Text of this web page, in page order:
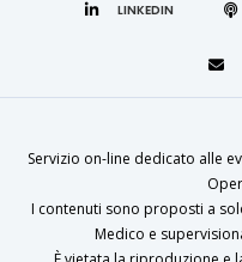
LINKEDIN
Servizio on-line dedicato alle
I contenuti sono proposti a
Medico e